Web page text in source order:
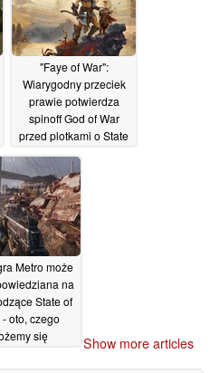
"Faye of War":
Wiarygodny przeciek
prawie potwierdza
spinoff God of War
przed plotkami o State
14/05/2026
Metro może
na
State of
- oto, czego
się
Show more articles